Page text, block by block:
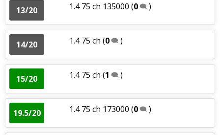
13/20 1.4 75 ch 135000 (0 )
14/20 1.4 75 ch (0 )
15/20 1.4 75 ch (1 )
19.5/20 1.4 75 ch 173000 (0 )